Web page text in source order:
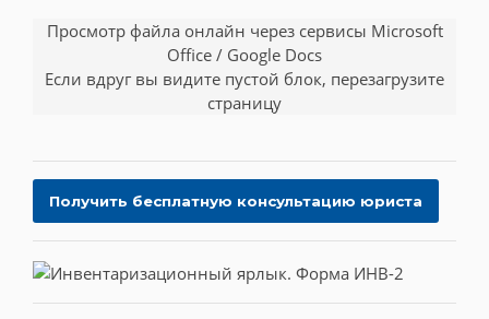
Просмотр файла онлайн через сервисы Microsoft
Office / Google Docs
Если вдруг вы видите пустой блок, перезагрузите
страницу